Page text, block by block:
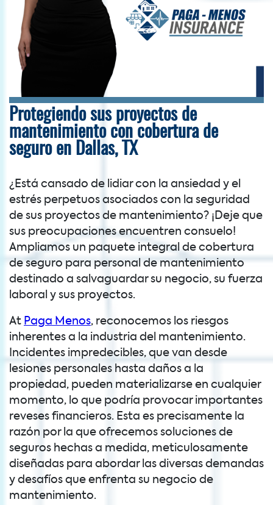
Protegiendo sus proyectos de
mantenimiento con cobertura de
seguro en Dallas, TX
¿Está cansado de lidiar con la ansiedad y el
estrés perpetuos asociados con la seguridad
de sus proyectos de mantenimiento? ¡Deje que
sus preocupaciones encuentren consuelo!
Ampliamos un paquete integral de cobertura
de seguro para personal de mantenimiento
destinado a salvaguardar su negocio, su fuerza
laboral y sus proyectos.
At Paga Menos, reconocemos los riesgos
inherentes a la industria del mantenimiento.
Incidentes impredecibles, que van desde
lesiones personales hasta daños a la
propiedad, pueden materializarse en cualquier
momento, lo que podría provocar importantes
reveses financieros. Esta es precisamente la
razón por la que ofrecemos soluciones de
seguros hechas a medida, meticulosamente
diseñadas para abordar las diversas demandas
y desafíos que enfrenta su negocio de
mantenimiento.